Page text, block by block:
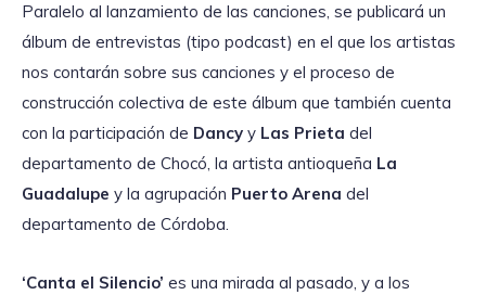
Paralelo al lanzamiento de las canciones, se publicará un
álbum de entrevistas (tipo podcast) en el que los artistas
nos contarán sobre sus canciones y el proceso de
construcción colectiva de este álbum que también cuenta
con la participación de Dancy y Las Prieta del
departamento de Chocó, la artista antioqueña La
Guadalupe y la agrupación Puerto Arena del
departamento de Córdoba.
‘Canta el Silencio’ es una mirada al pasado, y a los